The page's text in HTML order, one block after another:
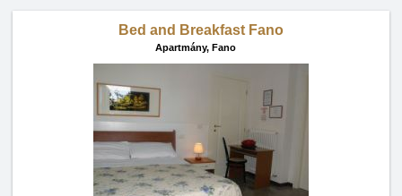
Bed and Breakfast Fano
Apartmány, Fano